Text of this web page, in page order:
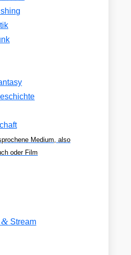
Medium, also
oder Film
& Stream